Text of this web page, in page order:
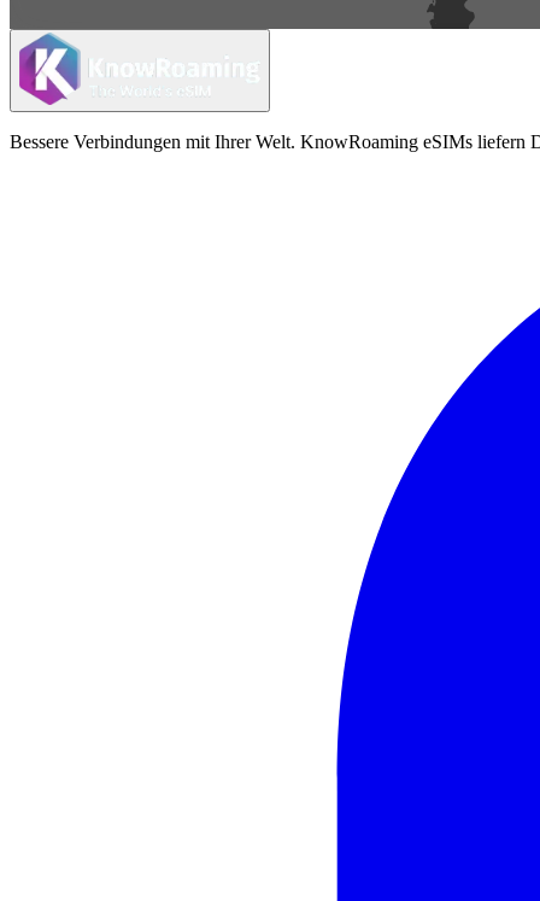
Bessere Verbindungen mit Ihrer Welt. KnowRoaming eSIMs liefern